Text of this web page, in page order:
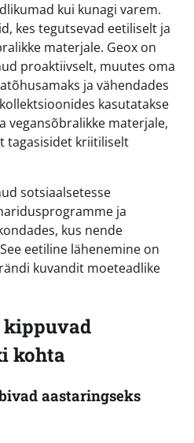
kui kunagi varem.
kes tegutsevad eetiliselt ja
materjale. Geox on
proaktiivselt, muutes oma
ja vähendades
kasutatakse
vegansõbralikke materjale,
tagasisidet kriitiliselt
sotsiaalsetesse
ja
kus nende
eetiline lähenemine on
kuvandit moeteadlike
kippuvad
kohta
aastaringseks